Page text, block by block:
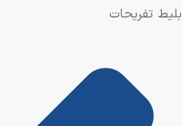
بلیط تفریحات